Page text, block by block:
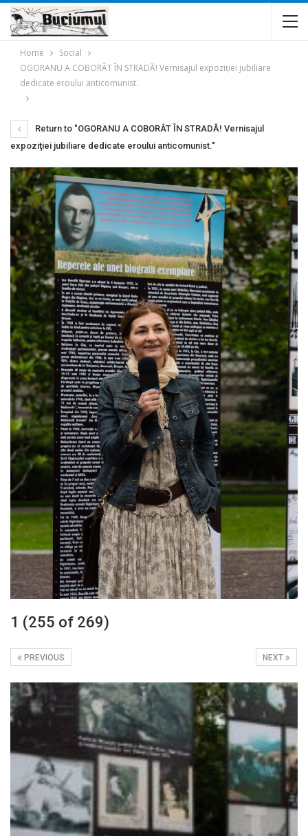
Home
Social
OGORANU A COBORÂT ÎN STRADĂ! Vernisajul expoziţiei jubiliare
dedicate eroului anticomunist.
Return to "OGORANU A COBORÂT ÎN STRADĂ! Vernisajul
expoziţiei jubiliare dedicate eroului anticomunist."
1 (255 of 269)
NEXT
PREVIOUS